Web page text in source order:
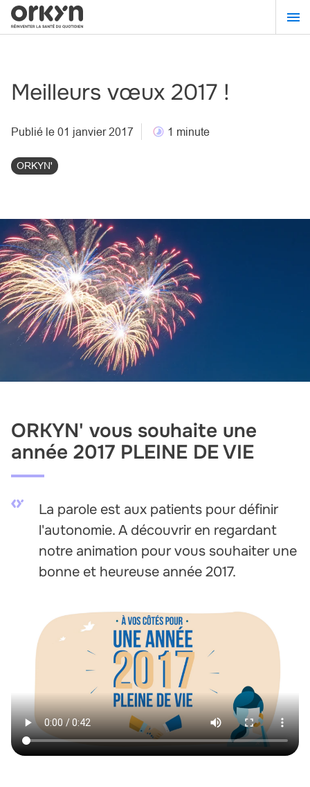
Aller
au
Meilleurs vœux 2017 !
Publié le 01 janvier 2017 1 minute
ORKYN'
ORKYN' vous souhaite une
année 2017 PLEINE DE VIE
La parole est aux patients pour définir
l'autonomie. A découvrir en regardant
notre animation pour vous souhaiter une
bonne et heureuse année 2017.